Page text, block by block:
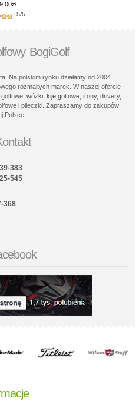
5/5
BogiGolf
Na polskim rynku działamy od 2004
rozmaitych marek. W naszej ofercie
wózki kije golfowe , irony, drivery,
i piłeczki. Zapraszamy do zakupów
Polsce.
383
545
368